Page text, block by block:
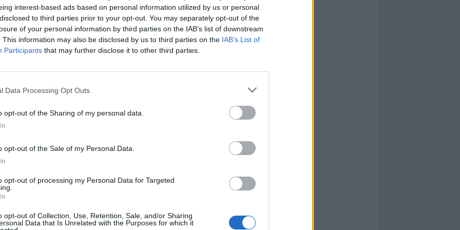
interest-based ads based on personal information utilized by us or personal
to third parties prior to your opt-out. You may separately opt-out of the
of your personal information by third parties on the IAB’s list of downstream
This information may also be disclosed by us to third parties on the IAB’s List of
Participants that may further disclose it to other third parties.
Data Processing Opt Outs
opt-out of the Sharing of my personal data.
opt-out of the Sale of my Personal Data.
opt-out of processing my Personal Data for Targeted
opt-out of Collection, Use, Retention, Sale, and/or Sharing
Data that Is Unrelated with the Purposes for which it
un’espressione che non è sfuggita alle
attente: il saluto che si è inventata la De
diretta, la giornalista dice sempre:
benissimo uscire dalla bocca di
Keeble, nata Threepwood, l’affettata
locuzione arcaica, zelante, ridondante,
ma dall’effetto lusinghiero perché
come pubblico finemente
ha scelto “In Onda” e non altro per